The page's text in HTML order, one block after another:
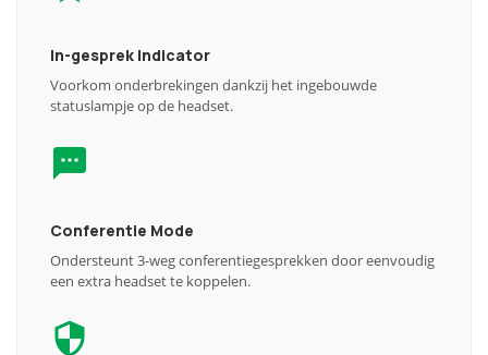
In-gesprek Indicator
Voorkom onderbrekingen dankzij het ingebouwde
statuslampje op de headset.
Conferentie Mode
Ondersteunt 3-weg conferentiegesprekken door eenvoudig
een extra headset te koppelen.